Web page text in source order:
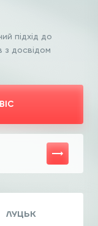
підхід до
з досвідом
ЛУЦЬК